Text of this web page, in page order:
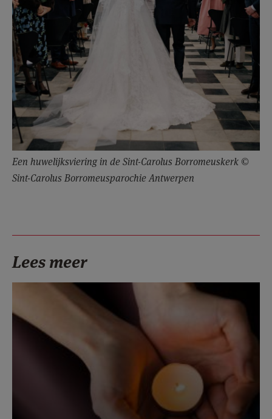
Een huwelijksviering in de Sint-Carolus Borromeuskerk ©
Sint-Carolus Borromeusparochie Antwerpen
Lees meer